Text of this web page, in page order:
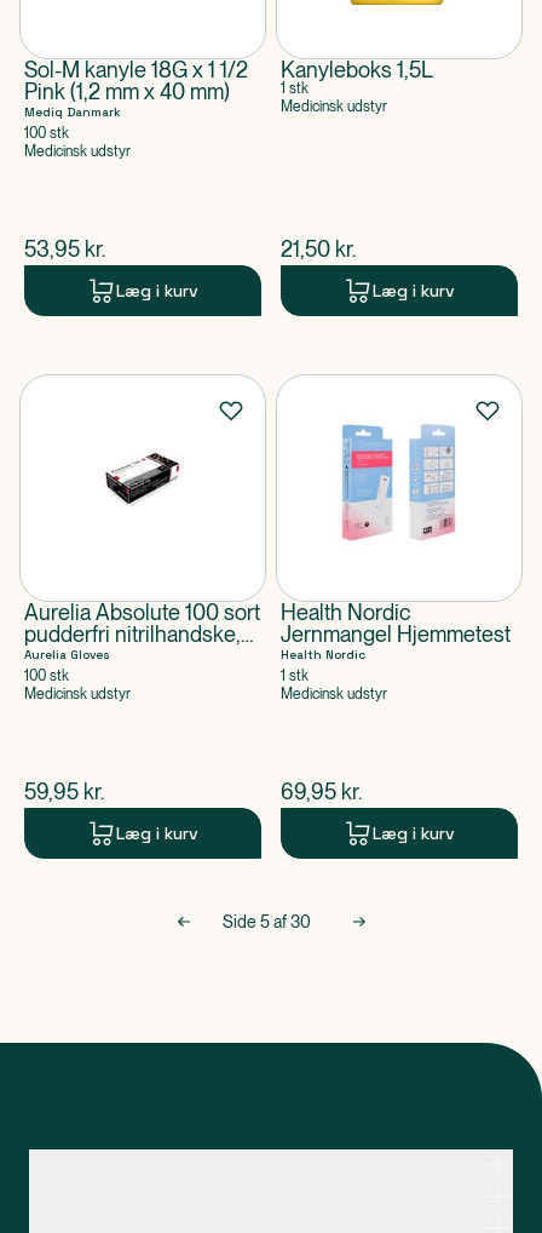
Sol-M kanyle 18G x 1 1/2
Pink (1,2 mm x 40 mm)
Mediq Danmark
100 stk
Medicinsk udstyr
$nuværende pris
53,95 kr.
Læg i kurv
Kanyleboks 1,5L
1 stk
Medicinsk udstyr
$nuværende pris
21,50 kr.
Læg i kurv
Aurelia Absolute 100 sort
pudderfri nitrilhandske,
3,2 mil (100 stk)
Aurelia Gloves
100 stk
Medicinsk udstyr
$nuværende pris
59,95 kr.
Læg i kurv
Health Nordic
Jernmangel Hjemmetest
Health Nordic
1 stk
Medicinsk udstyr
$nuværende pris
69,95 kr.
Læg i kurv
Side5af30